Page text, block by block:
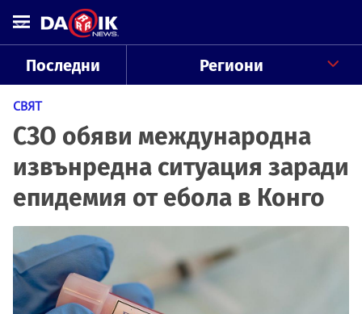
Последни Региони
СВЯТ
СЗО обяви международна
извънредна ситуация заради
епидемия от ебола в Конго